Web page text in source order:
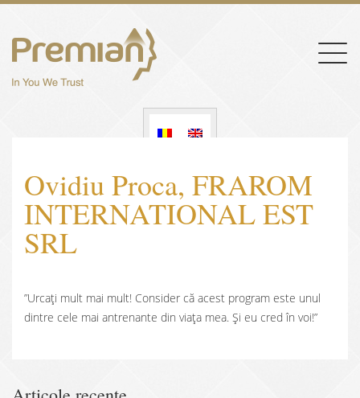
Ovidiu Proca, FRAROM
INTERNATIONAL EST
SRL
”Urcați mult mai mult! Consider că acest program este unul
dintre cele mai antrenante din viața mea. Și eu cred în voi!”